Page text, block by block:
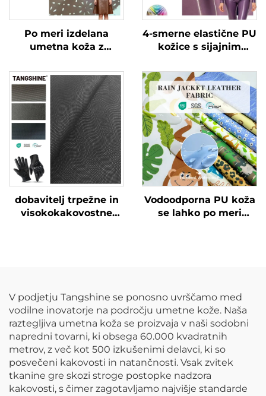
Po meri izdelana
umetna koža z
za oblačila in jakne
4-smerne elastične PU
kožice s sijajnim
dobavitelj trpežne in
visokokakovostne
Vodoodporna PU koža
se lahko po meri
V podjetju Tangshine se ponosno uvrščamo med
vodilne inovatorje na področju umetne kože. Naša
raztegljiva umetna koža se proizvaja v naši sodobni
napredni tovarni, ki obsega 60.000 kvadratnih
metrov, z več kot 500 izkušenimi delavci, ki so
posvečeni kakovosti in natančnosti. Vsak zvitek
tkanine gre skozi stroge postopke nadzora
kakovosti, s čimer zagotavljamo najvišje standarde